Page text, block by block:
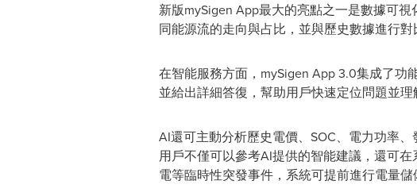
新版mySigen App最大的亮點之一是數據可
同能源流的走向與占比，並與歷史數據進行對
在智能服務方面，mySigen App 3.0集成了功
並給出詳細答復，幫助用戶快速定位問題並理
AI還可主動分析歷史電價、SOC、電力功率
用戶不僅可以參考AI提供的智能建議，還可
電等臨時性突發事件，系統可提前進行電量